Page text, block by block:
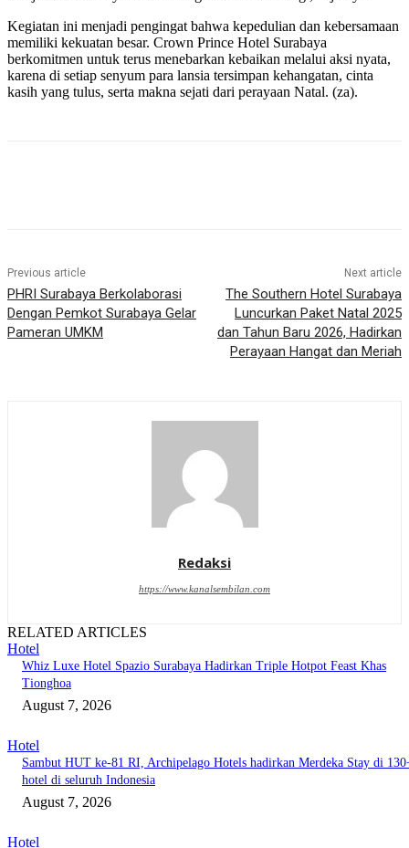
Kegiatan ini menjadi pengingat bahwa kepedulian dan kebersamaan
memiliki kekuatan besar. Crown Prince Hotel Surabaya
berkomitmen untuk terus menebarkan kebaikan melalui aksi nyata,
karena di setiap senyum para lansia tersimpan kehangatan, cinta
kasih yang tulus, serta makna sejati dari perayaan Natal. (za).
Previous article
PHRI Surabaya Berkolaborasi
Dengan Pemkot Surabaya Gelar
Pameran UMKM
Next article
The Southern Hotel Surabaya
Luncurkan Paket Natal 2025
dan Tahun Baru 2026, Hadirkan
Perayaan Hangat dan Meriah
Redaksi
https://www.kanalsembilan.com
RELATED ARTICLES
Hotel
Whiz Luxe Hotel Spazio Surabaya Hadirkan Triple Hotpot Feast Khas
Tionghoa
August 7, 2026
Hotel
Sambut HUT ke-81 RI, Archipelago Hotels hadirkan Merdeka Stay di
hotel di seluruh Indonesia
August 7, 2026
Hotel